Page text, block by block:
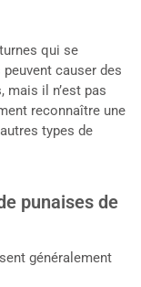
qui se
causer des
il n’est pas
reconnaître une
types de
punaises de
généralement